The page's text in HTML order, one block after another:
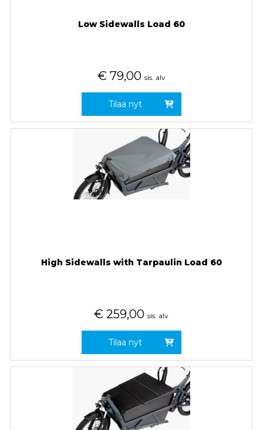
Low Sidewalls Load 60
€ 79,00 sis. alv
Tilaa nyt
High Sidewalls with Tarpaulin Load 60
€ 259,00 sis. alv
Tilaa nyt